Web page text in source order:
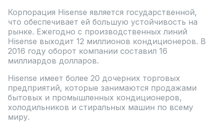
Корпорация Hisense является государственной,
что обеспечивает ей большую устойчивость на
рынке. Ежегодно с производственных линий
Hisense выходит 12 миллионов кондиционеров. В
2016 году оборот компании составил 16
миллиардов долларов.
Hisense имеет более 20 дочерних торговых
предприятий, которые занимаются продажами
бытовых и промышленных кондиционеров,
холодильников и стиральных машин по всему
миру.